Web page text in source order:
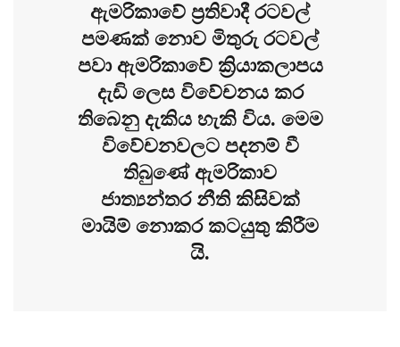
ඇමරිකාවේ ප්‍රතිවාදී රටවල්
පමණක් නොව මිතුරු රටවල්
පවා ඇමරිකාවේ ක්‍රියාකලාපය
දැඩි ලෙස විවේචනය කර
තිබෙනු දැකිය හැකි විය. මෙම
විවේචනවලට පදනම් වී
තිබුණේ ඇමරිකාව
ජාත්‍යන්තර නීති කිසිවක්
මායිම් නොකර කටයුතු කිරීම
යි.